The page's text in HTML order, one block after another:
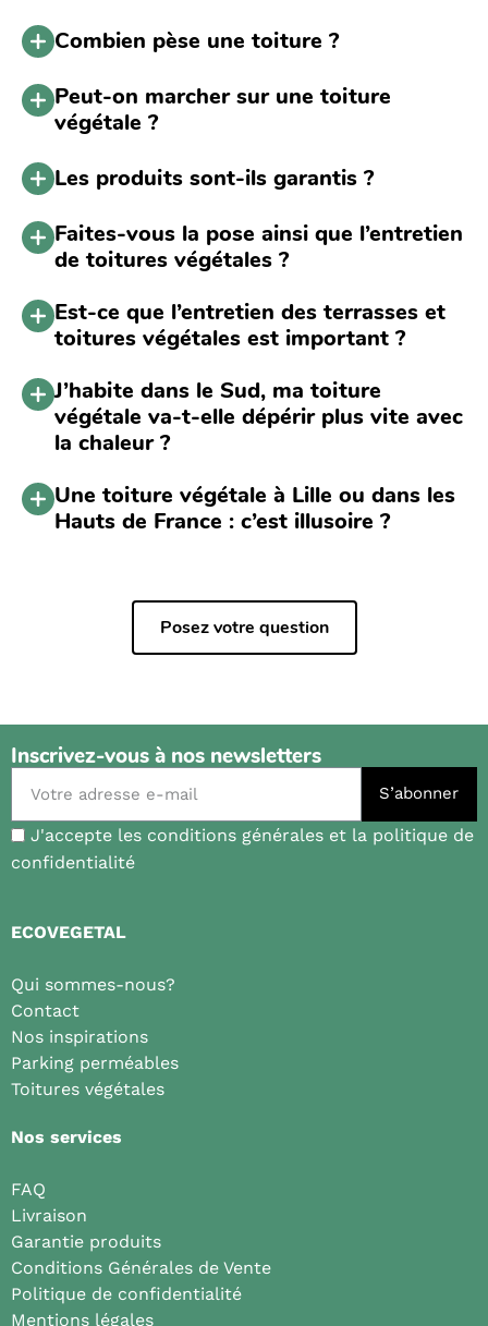
Combien pèse une toiture ?
Peut-on marcher sur une toiture
végétale ?
Les produits sont-ils garantis ?
Faites-vous la pose ainsi que l’entretien
de toitures végétales ?
Est-ce que l’entretien des terrasses et
toitures végétales est important ?
J’habite dans le Sud, ma toiture
végétale va-t-elle dépérir plus vite avec
la chaleur ?
Une toiture végétale à Lille ou dans les
Hauts de France : c’est illusoire ?
Posez votre question
Inscrivez-vous à nos newsletters
S’abonner
J'accepte les conditions générales et la politique de
confidentialité
ECOVEGETAL
Qui sommes-nous?
Contact
Nos inspirations
Parking perméables
Toitures végétales
Nos services
FAQ
Livraison
Garantie produits
Conditions Générales de Vente
Politique de confidentialité
Mentions légales